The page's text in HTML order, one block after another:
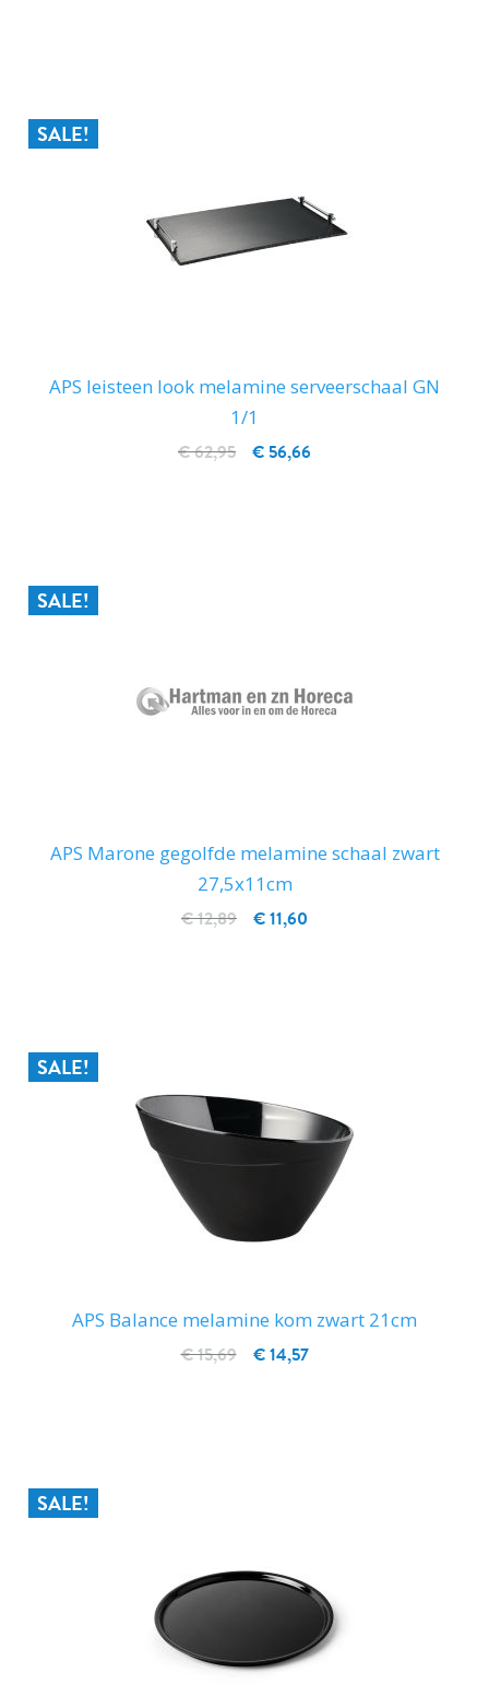
SALE!
APS leisteen look melamine serveerschaal GN
1/1
€ 56,66
€ 62,95
SALE!
APS Marone gegolfde melamine schaal zwart
27,5x11cm
€ 11,60
€ 12,89
SALE!
APS Balance melamine kom zwart 21cm
€ 14,57
€ 15,69
SALE!